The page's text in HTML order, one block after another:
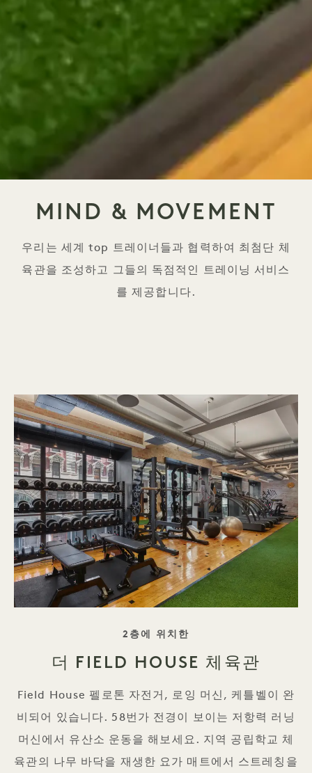
MIND & MOVEMENT
우리는 세계 top 트레이너들과 협력하여 최첨단 체
육관을 조성하고 그들의 독점적인 트레이닝 서비스
를 제공합니다.
2층에 위치한
더 FIELD HOUSE 체육관
Field House 펠로톤 자전거, 로잉 머신, 케틀벨이 완
비되어 있습니다. 58번가 전경이 보이는 저항력 러닝
머신에서 유산소 운동을 해보세요. 지역 공립학교 체
육관의 나무 바닥을 재생한 요가 매트에서 스트레칭을